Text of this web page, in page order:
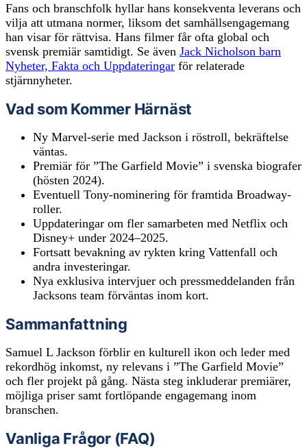
Fans och branschfolk hyllar hans konsekventa leverans och
vilja att utmana normer, liksom det samhällsengagemang
han visar för rättvisa. Hans filmer får ofta global och
svensk premiär samtidigt. Se även Jack Nicholson barn
Nyheter, Fakta och Uppdateringar för relaterade
stjärnnyheter.
Vad som Kommer Härnäst
Ny Marvel-serie med Jackson i röstroll, bekräftelse
väntas.
Premiär för ”The Garfield Movie” i svenska biografer
(hösten 2024).
Eventuell Tony-nominering för framtida Broadway-
roller.
Uppdateringar om fler samarbeten med Netflix och
Disney+ under 2024–2025.
Fortsatt bevakning av rykten kring Vattenfall och
andra investeringar.
Nya exklusiva intervjuer och pressmeddelanden från
Jacksons team förväntas inom kort.
Sammanfattning
Samuel L Jackson förblir en kulturell ikon och leder med
rekordhög inkomst, ny relevans i ”The Garfield Movie”
och fler projekt på gång. Nästa steg inkluderar premiärer,
möjliga priser samt fortlöpande engagemang inom
branschen.
Vanliga Frågor (FAQ)